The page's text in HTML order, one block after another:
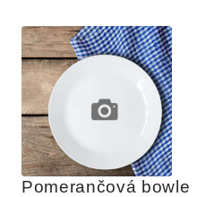
Pomerančová bowle